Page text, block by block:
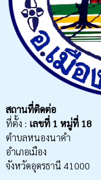
สถานที่ติดต่อ
ที่ตั้ง : เลขที่ 1 หมู่ที่ 18
ตำบลหนองนาคำ
อำเภอเมือง
จังหวัดอุดรธานี 41000